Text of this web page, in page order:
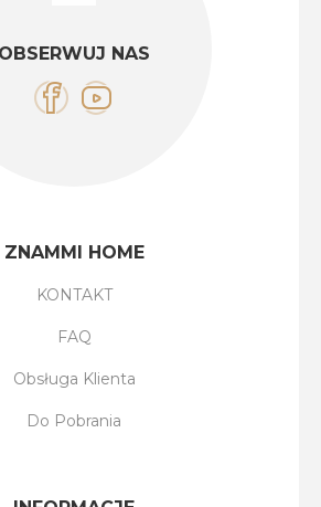
OBSERWUJ NAS
ZNAMMI HOME
KONTAKT
FAQ
Obsługa Klienta
Do Pobrania